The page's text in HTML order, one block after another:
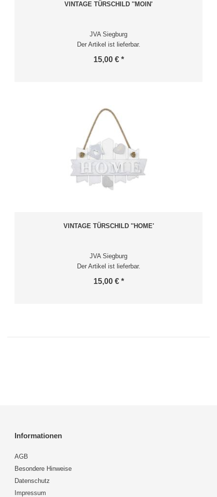
VINTAGE TÜRSCHILD ''MOIN'
JVA Siegburg
Der Artikel ist lieferbar.
15,00 € *
VINTAGE TÜRSCHILD ''HOME'
JVA Siegburg
Der Artikel ist lieferbar.
15,00 € *
Informationen
AGB
Besondere Hinweise
Datenschutz
Impressum